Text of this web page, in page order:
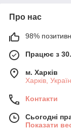
Про нас
98%
Працює з
м. Харків
Харків,
Контакти
Сьогодні
Показати